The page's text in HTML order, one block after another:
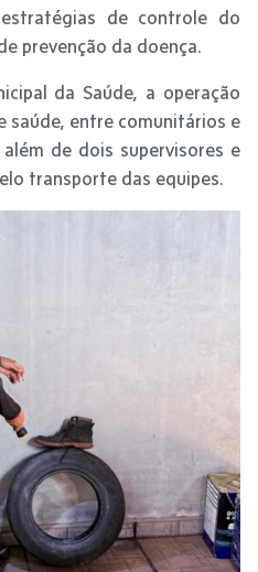
de controle do
prevenção da doença.
da Saúde, a operação
saúde, entre comunitários e
de dois supervisores e
transporte das equipes.